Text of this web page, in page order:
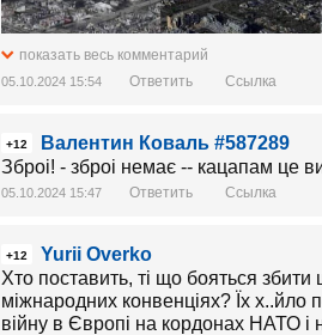
показать весь комментарий
05.10.2024 15:54 Ответить Ссылка
+12
Валентин Коваль #587289
Зброі! - зброі немає -- кацапам це
05.10.2024 15:47 Ответить Ссылка
+12
Yurii Overko
Хто поставить, ті що бояться
міжнародних конвенціях? Їх
війну в Європі на кордонах НАТО і